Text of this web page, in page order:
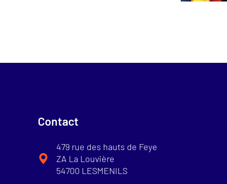
Contact
479 rue des hauts de Feye
ZA La Louvière
54700 LESMENILS